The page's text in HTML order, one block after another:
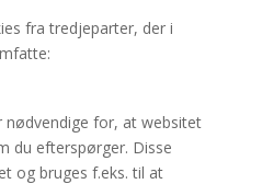
fra tredjeparter, der i
for, at websitet
du efterspørger. Disse
og bruges f.eks. til at